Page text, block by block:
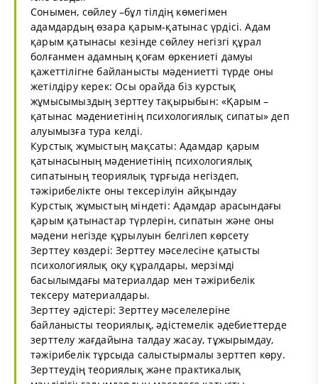
Сонымен, сөйлеу –бұл тілдің көмегімен
адамдардың өзара қарым-қатынас үрдісі. Адам
қарым қатынасы кезінде сөйлеу негізгі құрал
болғанмен адамның қоғам өркениеті дамуы
қажеттілігне байланысты мәдениетті түрде оны
жетілдіру керек: Осы орайда біз курстық
жұмысымыздың зерттеу тақырыбын: «Қарым –
қатынас мәдениетінің психологиялық сипаты» деп
алуымызға тура келді.
Курстық жұмыстың мақсаты: Адамдар қарым
қатынасының мәдениетінің психологиялық
сипатының теориялық тұрғыда негіздеп,
тәжірибелікте оны тексерілуін айқындау
Курстық жұмыстың міндеті: Адамдар арасындағы
қарым қатынастар түрлерін, сипатын және оны
мәдени негізде құрылуын белгілеп көрсету
Зерттеу көздері: Зерттеу мәселесіне қатысты
психологиялық оқу құралдары, мерзімді
басылымдағы материалдар мен тәжірибелік
тексеру материалдары.
Зерттеу әдістері: Зерттеу мәселелеріне
байланысты теориялық, әдістемелік әдебиеттерде
зерттелу жағдайына талдау жасау, тұжырымдау,
тәжірибелік тұрсыда салыстырмалы зерттеп көру.
Зерттеудің теориялық және практикалық